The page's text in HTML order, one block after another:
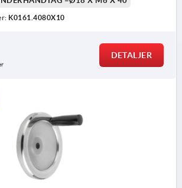
K0161.4080X10
DETALJER